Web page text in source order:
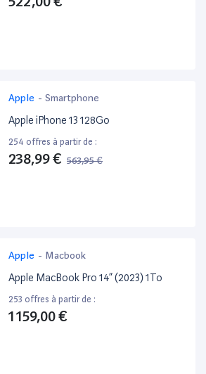
Apple - Smartphone
Apple iPhone 13 128Go
254 offres à partir de :
238,99 € 563,95 €
Apple - Macbook
Apple MacBook Pro 14” (2023) 1To
253 offres à partir de :
1 159,00 €